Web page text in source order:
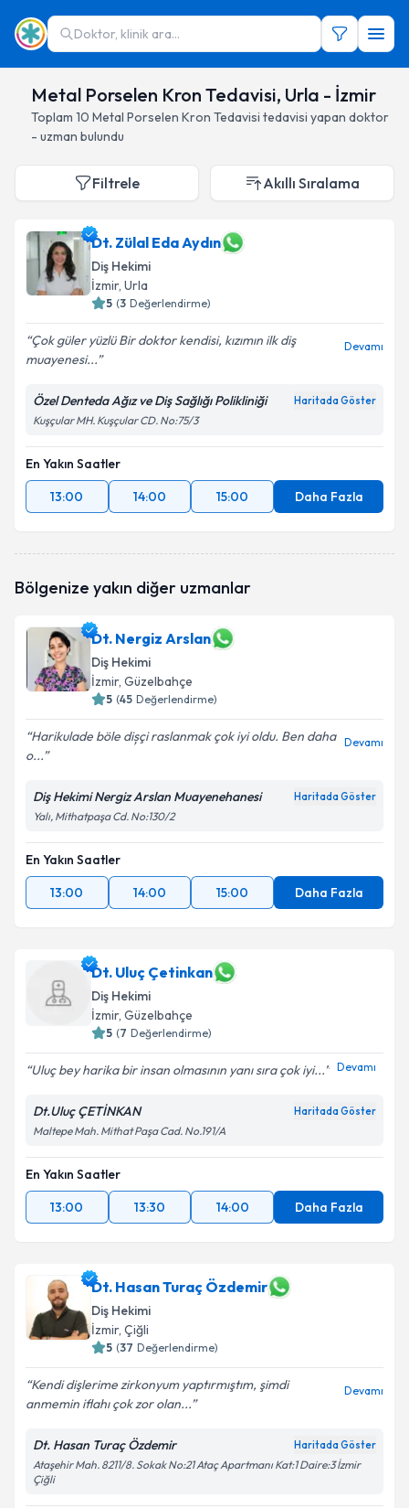
Doktor, klinik ara...
Metal Porselen Kron Tedavisi, Urla - İzmir
Toplam 10 Metal Porselen Kron Tedavisi tedavisi yapan doktor
- uzman bulundu
Filtrele Akıllı Sıralama
Dt. Zülal Eda Aydın
Diş Hekimi
İzmir, Urla
5 (3 Değerlendirme)
Çok güler yüzlü Bir doktor kendisi, kızımın ilk diş
muayenesi...
Devamı
Özel Denteda Ağız ve Diş Sağlığı Polikliniği Haritada Göster
Kuşçular MH. Kuşçular CD. No:75/3
En Yakın Saatler
13:00
14:00 15:00 Daha Fazla
Bölgenize yakın diğer uzmanlar
Dt. Nergiz Arslan
Diş Hekimi
İzmir, Güzelbahçe
5 (45 Değerlendirme)
Harikulade böle dișçi raslanmak çok iyi oldu. Ben daha
o...
Devamı
Diş Hekimi Nergiz Arslan Muayenehanesi Haritada Göster
Yalı, Mithatpaşa Cd. No:130/2
En Yakın Saatler
13:00
14:00 15:00 Daha Fazla
Dt. Uluç Çetinkan
Diş Hekimi
İzmir, Güzelbahçe
5 (7 Değerlendirme)
Uluç bey harika bir insan olmasının yanı sıra çok iyi... Devamı
Dt.Uluç ÇETİNKAN Haritada Göster
Maltepe Mah. Mithat Paşa Cad. No.191/A
En Yakın Saatler
13:00
13:30 14:00 Daha Fazla
Dt. Hasan Turaç Özdemir
Diş Hekimi
İzmir, Çiğli
5 (37 Değerlendirme)
Kendi dişlerime zirkonyum yaptırmıştım, şimdi
anmemin iflahı çok zor olan...
Devamı
Dt. Hasan Turaç Özdemir Haritada Göster
Ataşehir Mah. 8211/8. Sokak No:21 Ataç Apartmanı Kat:1 Daire:3 İzmir
Çiğli